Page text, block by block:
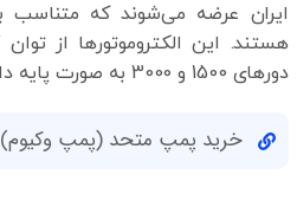
دورهای 1500 و 3000 به صورت پایه دار و فلنجی موجودند.
خرید پمپ متحد (پمپ وکیوم)